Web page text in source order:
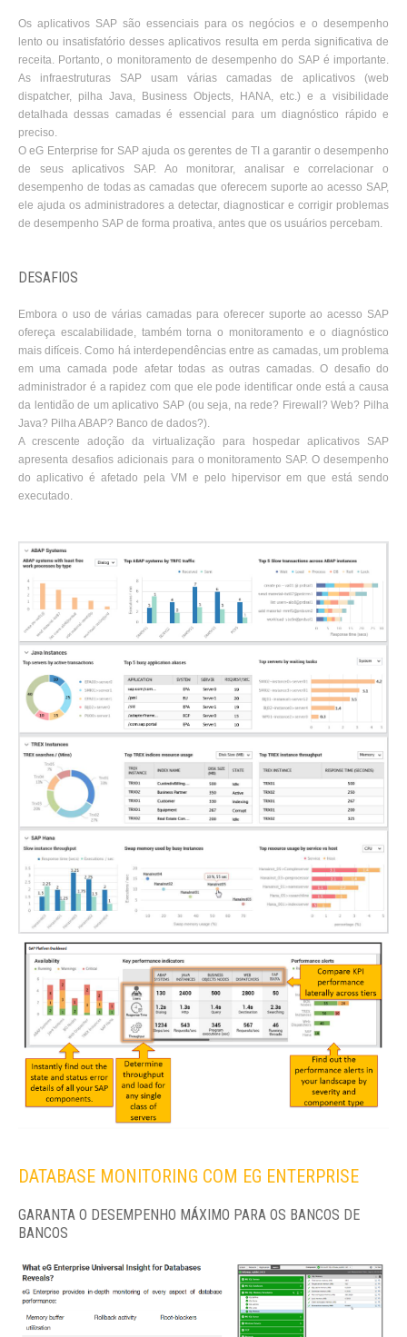
Os aplicativos SAP são essenciais para os negócios e o desempenho
lento ou insatisfatório desses aplicativos resulta em perda significativa de
receita. Portanto, o monitoramento de desempenho do SAP é importante.
As infraestruturas SAP usam várias camadas de aplicativos (web
dispatcher, pilha Java, Business Objects, HANA, etc.) e a visibilidade
detalhada dessas camadas é essencial para um diagnóstico rápido e
preciso.
O eG Enterprise for SAP ajuda os gerentes de TI a garantir o desempenho
de seus aplicativos SAP. Ao monitorar, analisar e correlacionar o
desempenho de todas as camadas que oferecem suporte ao acesso SAP,
ele ajuda os administradores a detectar, diagnosticar e corrigir problemas
de desempenho SAP de forma proativa, antes que os usuários percebam.
DESAFIOS
Embora o uso de várias camadas para oferecer suporte ao acesso SAP
ofereça escalabilidade, também torna o monitoramento e o diagnóstico
mais difíceis. Como há interdependências entre as camadas, um problema
em uma camada pode afetar todas as outras camadas. O desafio do
administrador é a rapidez com que ele pode identificar onde está a causa
da lentidão de um aplicativo SAP (ou seja, na rede? Firewall? Web? Pilha
Java? Pilha ABAP? Banco de dados?).
A crescente adoção da virtualização para hospedar aplicativos SAP
apresenta desafios adicionais para o monitoramento SAP. O desempenho
do aplicativo é afetado pela VM e pelo hipervisor em que está sendo
executado.
DATABASE MONITORING COM EG ENTERPRISE
GARANTA O DESEMPENHO MÁXIMO PARA OS BANCOS DE
BANCOS